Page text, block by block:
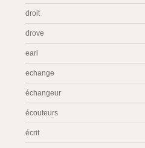
droit
drove
earl
echange
échangeur
écouteurs
écrit